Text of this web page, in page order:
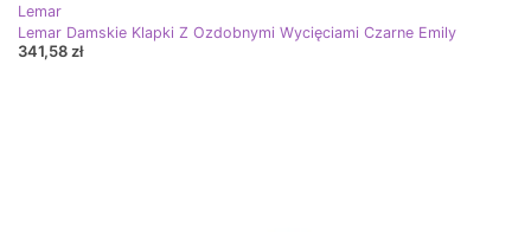
Lemar
Lemar Damskie Klapki Z Ozdobnymi Wycięciami Czarne Emily
341,58 zł